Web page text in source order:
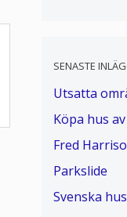
SENASTE
Utsatta
Köpa hus
Fred
Parkslide
Svenska hus